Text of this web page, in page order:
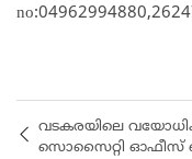
വടകരയിലെ
സൊസൈറ്റി ഓഫീസ്